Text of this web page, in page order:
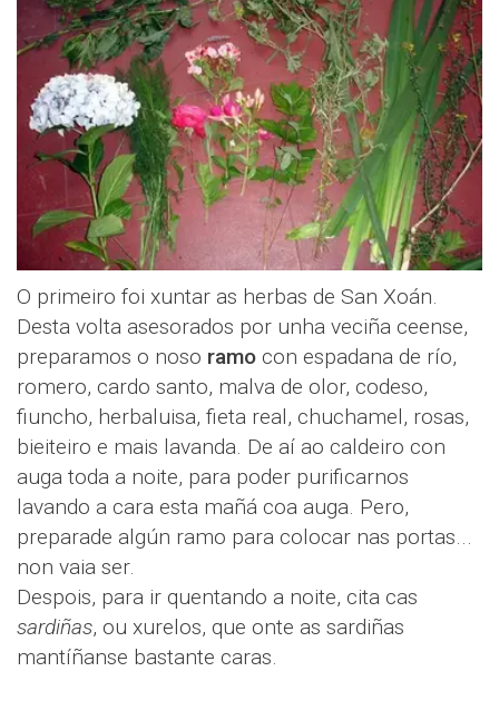
O primeiro foi xuntar as herbas de San Xoán.
Desta volta asesorados por unha veciña ceense,
preparamos o noso ramo con espadana de río,
romero, cardo santo, malva de olor, codeso,
fiuncho, herbaluisa, fieta real, chuchamel, rosas,
bieiteiro e mais lavanda. De aí ao caldeiro con
auga toda a noite, para poder purificarnos
lavando a cara esta mañá coa auga. Pero,
preparade algún ramo para colocar nas portas...
non vaia ser.
Despois, para ir quentando a noite, cita cas
sardiñas, ou xurelos, que onte as sardiñas
mantíñanse bastante caras.